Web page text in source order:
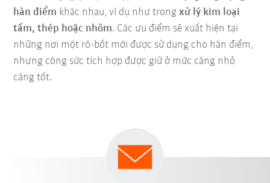
hàn điểm khác nhau, ví dụ như trongxử lý kim loại
tấm, thép hoặc nhôm. Các ưu điểm sẽ xuất hiện tại
những nơi một rô-bốt mới được sử dụng cho hàn điểm,
nhưng công sức tích hợp được giữ ở mức càng nhỏ
càng tốt.